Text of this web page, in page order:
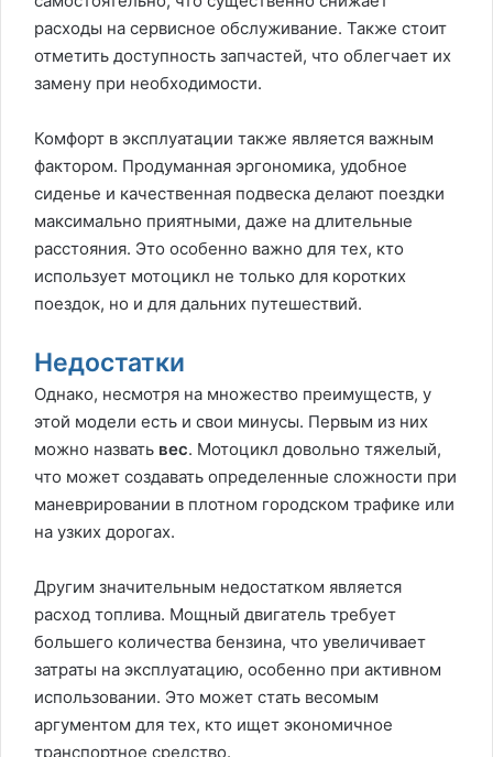
расходы на сервисное обслуживание. Также стоит
отметить доступность запчастей, что облегчает их
замену при необходимости.
Комфорт в эксплуатации также является важным
фактором. Продуманная эргономика, удобное
сиденье и качественная подвеска делают поездки
максимально приятными, даже на длительные
расстояния. Это особенно важно для тех, кто
использует мотоцикл не только для коротких
поездок, но и для дальних путешествий.
Недостатки
Однако, несмотря на множество преимуществ, у
этой модели есть и свои минусы. Первым из них
можно назвать вес. Мотоцикл довольно тяжелый,
что может создавать определенные сложности при
маневрировании в плотном городском трафике или
на узких дорогах.
Другим значительным недостатком является
расход топлива. Мощный двигатель требует
большего количества бензина, что увеличивает
затраты на эксплуатацию, особенно при активном
использовании. Это может стать весомым
аргументом для тех, кто ищет экономичное
транспортное средство.